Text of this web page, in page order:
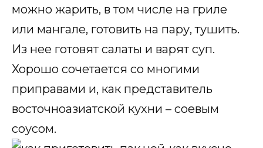
можно жарить, в том числе на гриле
или мангале, готовить на пару, тушить.
Из нее готовят салаты и варят суп.
Хорошо сочетается со многими
приправами и, как представитель
восточноазиатской кухни – соевым
соусом.